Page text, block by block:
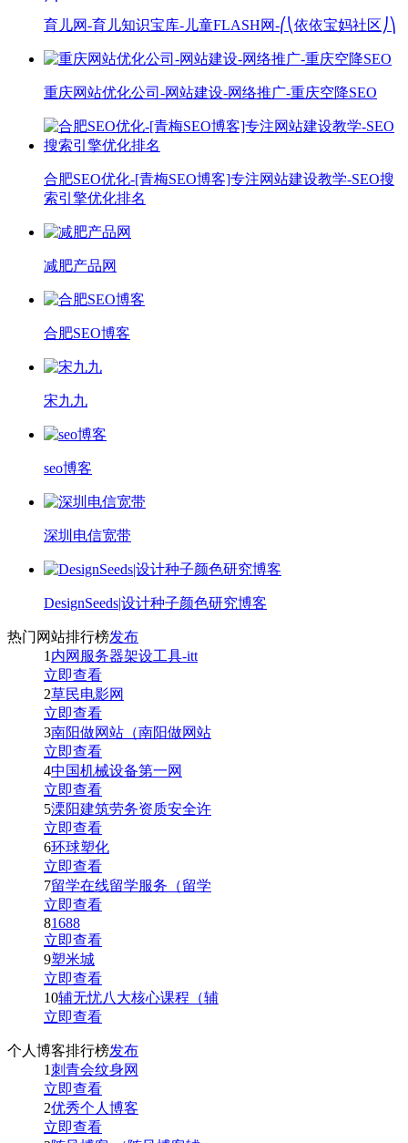
育儿网-育儿知识宝库-儿童FLASH网-⎛⎝依依宝妈社区⎠⎞
重庆网站优化公司-网站建设-网络推广-重庆空降SEO
合肥SEO优化-[青梅SEO博客]专注网站建设教学-SEO搜
索引擎优化排名
减肥产品网
合肥SEO博客
宋九九
seo博客
深圳电信宽带
DesignSeeds|设计种子颜色研究博客
热门网站排行榜发布
1 内网服务器架设工具-itt
立即查看
2草民电影网
立即查看
3南阳做网站（南阳做网站
立即查看
4中国机械设备第一网
立即查看
5溧阳建筑劳务资质安全许
立即查看
6环球塑化
立即查看
7留学在线留学服务（留学
立即查看
81688
立即查看
9塑米城
立即查看
10辅无忧八大核心课程（辅
立即查看
个人博客排行榜发布
1刺青会纹身网
立即查看
2优秀个人博客
立即查看